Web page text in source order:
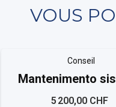
VOUS
Conseil
Mantenimento
qualità ISO 9001
5 200,00 CHF